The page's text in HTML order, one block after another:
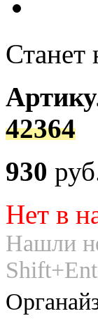
Станет
42364
930
Нет в
Нашли